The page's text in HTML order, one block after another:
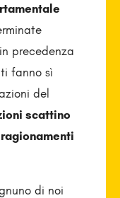
precedenza
fanno sì
del
scattino
di noi